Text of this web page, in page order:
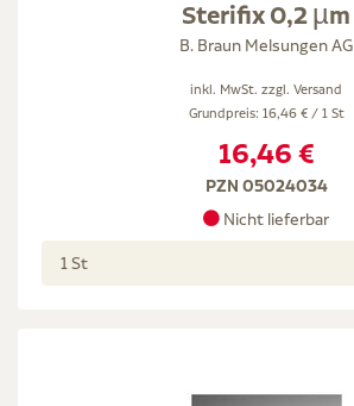
Sterifix 0,2 µm
B. Braun Melsungen AG
inkl. MwSt. zzgl. Versand
Grundpreis: 16,46 € / 1 St
16,46 €
PZN 05024034
Nicht lieferbar
1 St